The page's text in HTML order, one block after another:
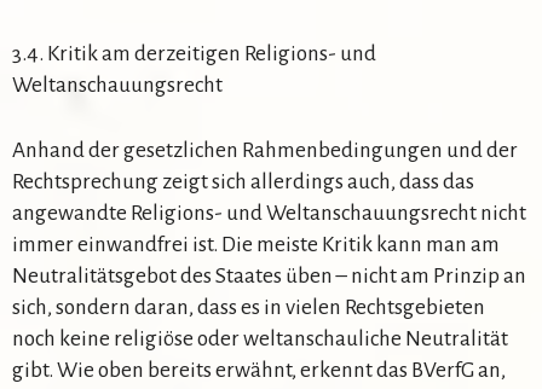
3.4. Kritik am derzeitigen Religions- und
Weltanschauungsrecht
Anhand der gesetzlichen Rahmenbedingungen und der
Rechtsprechung zeigt sich allerdings auch, dass das
angewandte Religions- und Weltanschauungsrecht nicht
immer einwandfrei ist. Die meiste Kritik kann man am
Neutralitätsgebot des Staates üben – nicht am Prinzip an
sich, sondern daran, dass es in vielen Rechtsgebieten
noch keine religiöse oder weltanschauliche Neutralität
gibt. Wie oben bereits erwähnt, erkennt das BVerfG an,